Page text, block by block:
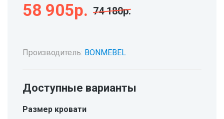
58 905р. 74 180р.
Производитель: BONMEBEL
Доступные варианты
Размер кровати